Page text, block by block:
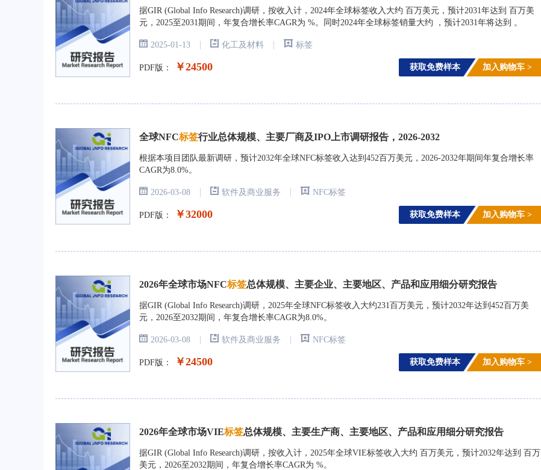
据GIR (Global Info Research)调研，按收入计，2024年全球标签收入大约 百万美元，预计2031年达到 百万美
元，2025至2031期间，年复合增长率CAGR为 %。同时2024年全球标签销量大约 ，预计2031年将达到 。
2025-01-13 | 化工及材料 | 标签
PDF版： ￥24500 获取免费样本 加入购物车 >
全球NFC标签行业总体规模、主要厂商及IPO上市调研报告，2026-2032
根据本项目团队最新调研，预计2032年全球NFC标签收入达到452百万美元，2026-2032年期间年复合增长率
CAGR为8.0%。
2026-03-08 | 软件及商业服务 | NFC标签
PDF版： ￥32000 获取免费样本 加入购物车 >
2026年全球市场NFC标签总体规模、主要企业、主要地区、产品和应用细分研究报告
据GIR (Global Info Research)调研，2025年全球NFC标签收入大约231百万美元，预计2032年达到452百万美
元，2026至2032期间，年复合增长率CAGR为8.0%。
2026-03-08 | 软件及商业服务 | NFC标签
PDF版： ￥24500 获取免费样本 加入购物车 >
2026年全球市场VIE标签总体规模、主要生产商、主要地区、产品和应用细分研究报告
据GIR (Global Info Research)调研，按收入计，2025年全球VIE标签收入大约 百万美元，预计2032年达到 百万
美元，2026至2032期间，年复合增长率CAGR为 %。